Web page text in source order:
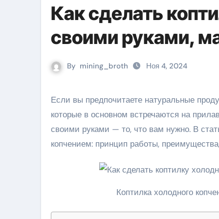
Как сделать
своими руками,
By mining_broth Ноя 4, 2024
Если вы предпочитаете натуральные продукты, вместо суррогатов, обработанных жидким дымом,
которые в основном встречаются на
своими руками — то, что вам нужно. В
копчением: принцип работы,
Коптилка холодного